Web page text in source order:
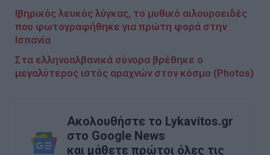
Ιβηρικός λευκός λύγκας, το μυθικό αιλουροειδές
που φωτογραφήθηκε για πρώτη φορά στην
Ισπανία
Στα ελληνοαλβανικά σύνορα βρέθηκε ο
μεγαλύτερος ιστός αραχνών στον κόσμο (Photos)
Ακολουθήστε το Lykavitos.gr
στο Google News
και μάθετε πρώτοι όλες τις